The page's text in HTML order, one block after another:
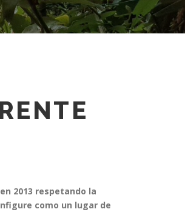
2013 respetando la
como un lugar de